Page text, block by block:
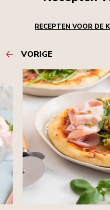
RECEPTEN VOOR DE
VORIGE